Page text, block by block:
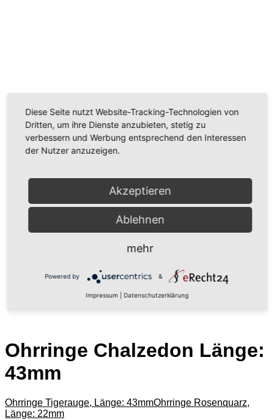
Wir verwenden einen Service eines Drittanbieters, um
Videoinhalte einzubetten. Dieser Service kann Daten
zu Ihren Aktivitäten sammeln. Bitte lesen Sie die Details
durch und stimmen Sie der Nutzung des Service zu,
um dieses Video anzusehen.
Akzeptieren
Platform
Ohrringe Chalzedon Länge:
43mm
Ohrringe Tigerauge, Länge: 43mmOhrringe Rosenquarz,
Länge: 22mm
Diese Seite nutzt Website-Tracking-Technologien von
Dritten, um ihre Dienste anzubieten, stetig zu
verbessern und Werbung entsprechend den Interessen
der Nutzer anzuzeigen.
Akzeptieren
Ablehnen
mehr
Powered by &
Impressum Datenschutzerklärung